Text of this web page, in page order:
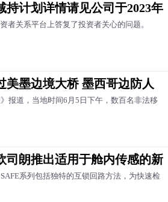
持计划详情请见公司于2023年
者关系平台上答复了投资者关心的问题。
美墨边境大桥 墨西哥边防人
报道，当地时间6月5日下午，数百名非法移
司朗推出适用于舱内传感的新
系列包括独特的互锁回路方法，为快速检